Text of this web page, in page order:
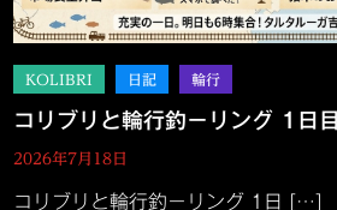
コリブリと輪行釣－リング 1日目
2026年7月18日
コリブリと輪行釣－リング 1日 […]